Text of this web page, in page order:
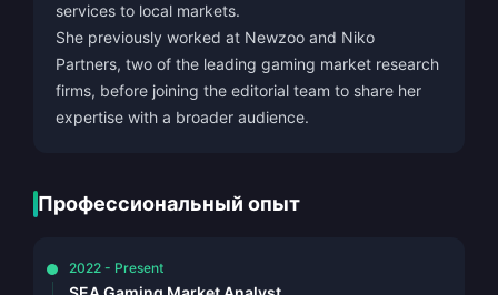
services to local markets.
She previously worked at Newzoo and Niko
Partners, two of the leading gaming market research
firms, before joining the editorial team to share her
expertise with a broader audience.
Профессиональный опыт
2022 - Present